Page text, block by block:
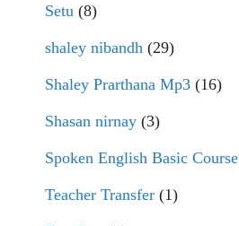
Setu (8)
shaley nibandh (29)
Shaley Prarthana Mp3 (16)
Shasan nirnay (3)
Spoken English Basic Course
Teacher Transfer (1)